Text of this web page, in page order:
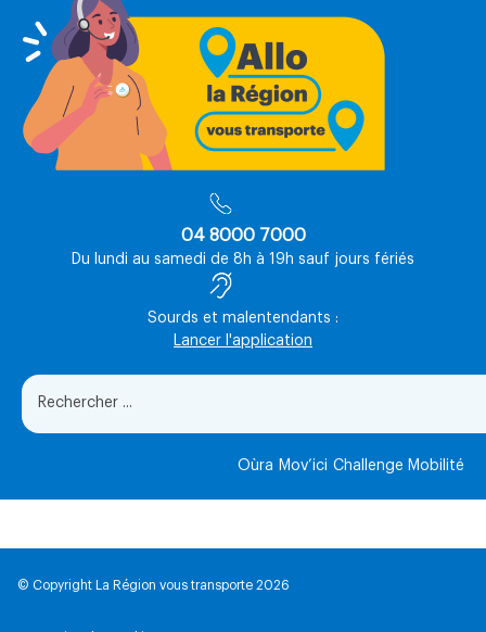
04 8000 7000
Du lundi au samedi de 8h à 19h sauf jours fériés
Sourds et malentendants :
Lancer l'application
Oùra Mov’ici Challenge Mobilité
© Copyright La Région vous transporte 2026